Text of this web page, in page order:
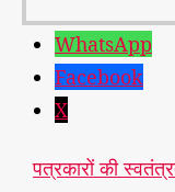
WhatsApp
Facebook
X
पत्रकारों की